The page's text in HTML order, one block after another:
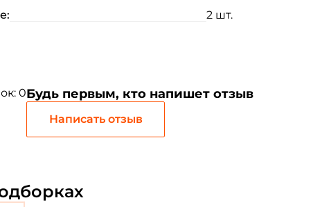
2 шт.
0Будь первым, кто напишет отзыв
Написать отзыв